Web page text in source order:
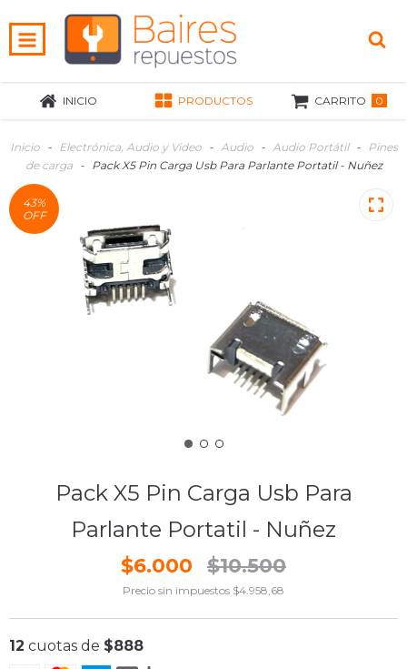
INICIO PRODUCTOS CARRITO 0
Inicio - Electrónica, Audio y Video - Audio - Audio Portátil -
Pines
de carga
- Pack X5 Pin Carga Usb Para Parlante Portatil - Nuñez
43%
OFF
Pack X5 Pin Carga Usb Para
Parlante Portatil - Nuñez
$6.000 $10.500
Precio sin impuestos $4.958,68
12 cuotas de $888